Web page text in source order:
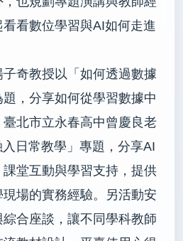
看數位學習與AI如何走進
奇教授以「如何透過數據
，分享如何從學習數據中
北市立永春高中曾慶良老
日常教學」專題，分享AI
堂互動與學習支持，提供
場的實務經驗。另活動安
合座談，讓不同學科教師